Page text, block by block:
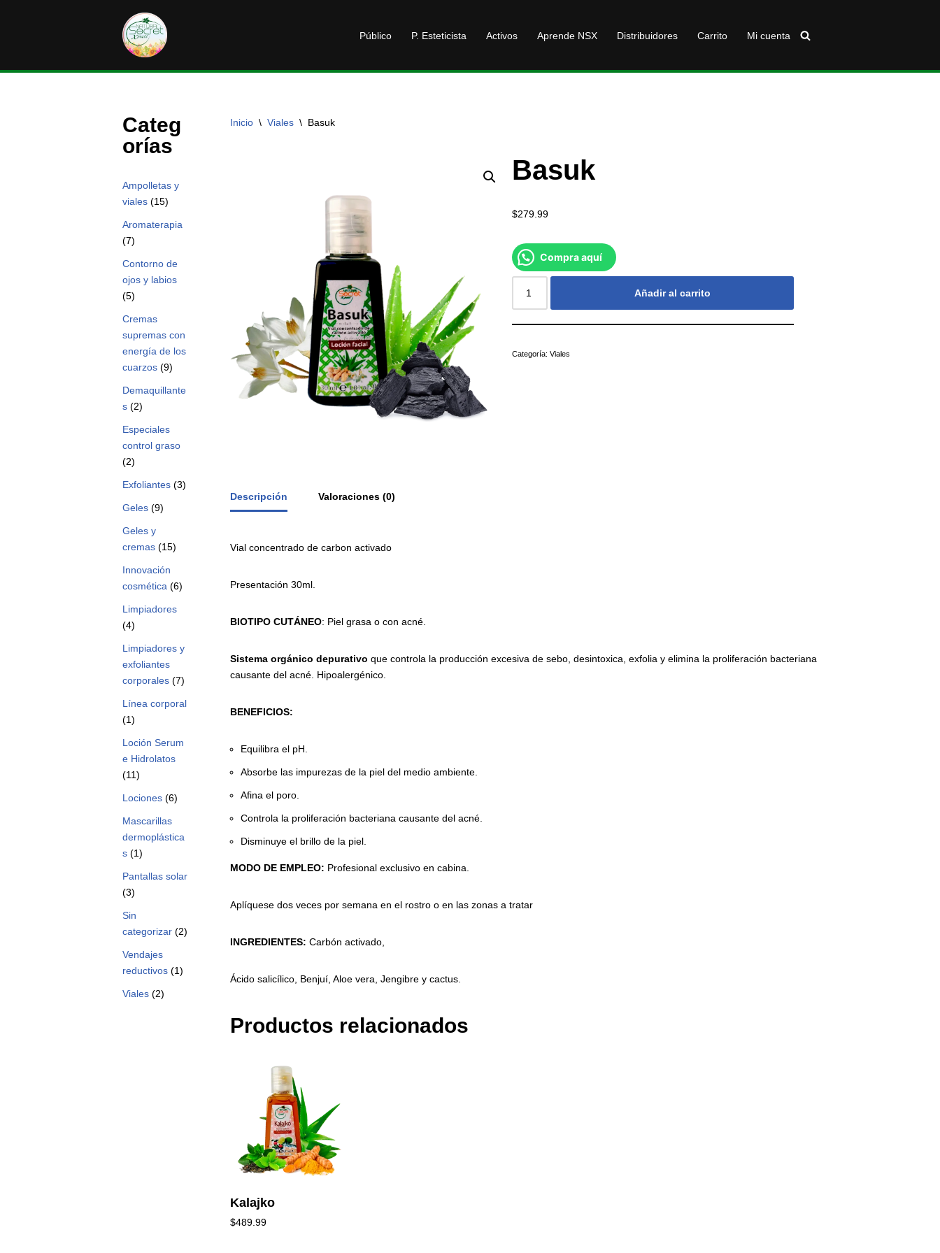
contenido
Público P. Esteticista Activos Aprende NSX Distribuidores Carrito Mi cuenta
Categ
orías
Ampolletas y
viales (15)
Aromaterapia
(7)
Contorno de
ojos y labios
(5)
Cremas
supremas con
energía de los
cuarzos (9)
Demaquillante
s (2)
Especiales
control graso
(2)
Exfoliantes (3)
Geles (9)
Geles y
cremas (15)
Innovación
cosmética (6)
Limpiadores
(4)
Limpiadores y
exfoliantes
corporales (7)
Línea corporal
(1)
Loción Serum
e Hidrolatos
(11)
Lociones (6)
Mascarillas
dermoplástica
s (1)
Pantallas solar
(3)
Sin
categorizar (2)
Vendajes
reductivos (1)
Viales (2)
Inicio \ Viales \ Basuk
Basuk
$279.99
Compra aquí
Añadir al carrito
Categoría: Viales
Descripción Valoraciones (0)
Vial concentrado de carbon activado
Presentación 30ml.
BIOTIPO CUTÁNEO: Piel grasa o con acné.
Sistema orgánico depurativo que controla la producción excesiva de sebo, desintoxica, exfolia y elimina la proliferación bacteriana
causante del acné. Hipoalergénico.
BENEFICIOS:
Equilibra el pH.
Absorbe las impurezas de la piel del medio ambiente.
Afina el poro.
Controla la proliferación bacteriana causante del acné.
Disminuye el brillo de la piel.
MODO DE EMPLEO: Profesional exclusivo en cabina.
Aplíquese dos veces por semana en el rostro o en las zonas a tratar
INGREDIENTES: Carbón activado,
Ácido salicílico, Benjuí, Aloe vera, Jengibre y cactus.
Productos relacionados
Kalajko
$489.99